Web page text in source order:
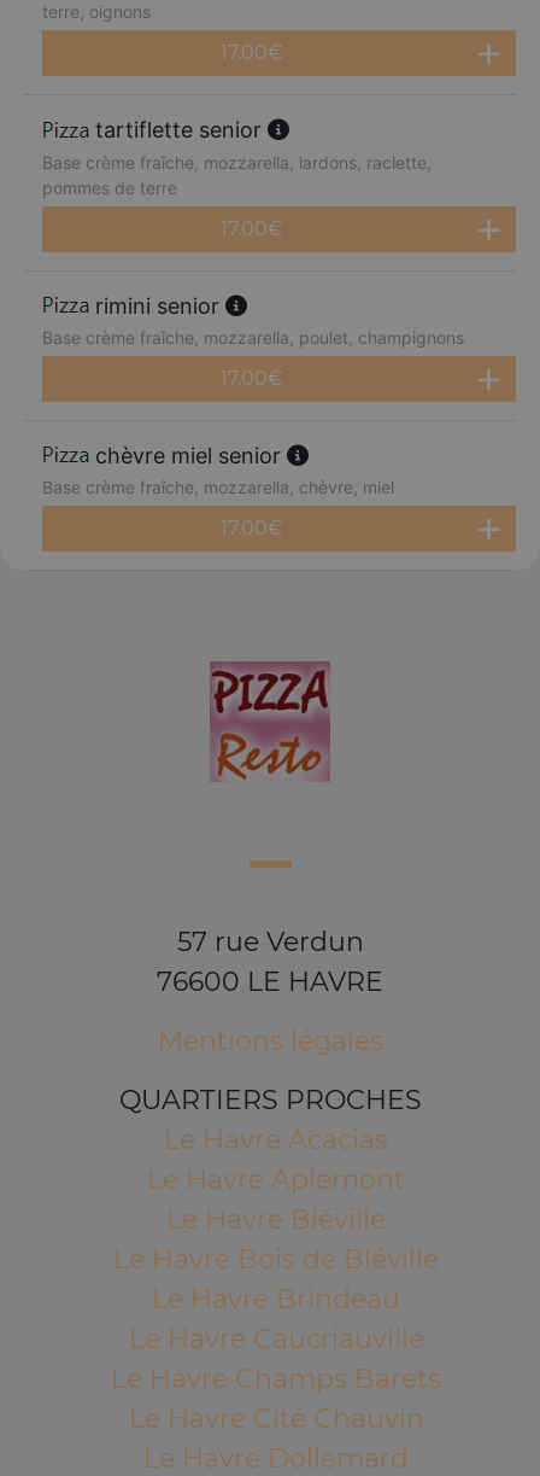
terre, oignons
17.00€
tartiflette senior
Base crème fraîche, mozzarella, lardons, raclette,
pommes de terre
17.00€
rimini senior
Base crème fraîche, mozzarella, poulet, champignons
17.00€
chèvre miel senior
Base crème fraîche, mozzarella, chèvre, miel
17.00€
57 rue Verdun
76600 LE HAVRE
Mentions légales
QUARTIERS PROCHES
Le Havre Acacias
Le Havre Aplemont
Le Havre Bléville
Le Havre Bois de Bléville
Le Havre Brindeau
Le Havre Caucriauville
Le Havre Champs Barets
Le Havre Cité Chauvin
Le Havre Dollemard